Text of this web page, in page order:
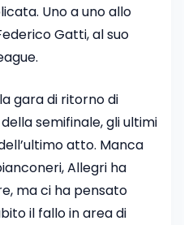
Uno a uno allo
Gatti, al suo
gara di ritorno di
semifinale, gli ultimi
atto. Manca
Allegri ha
ma ci ha pensato
il fallo in area di